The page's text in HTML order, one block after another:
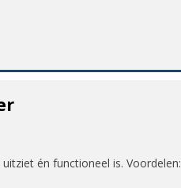
én functioneel is. Voordelen: